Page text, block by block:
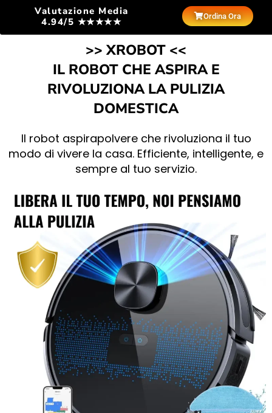
Valutazione Media
4.94/5 ★★★★★
Ordina Ora
>> XROBOT <<
IL ROBOT CHE ASPIRA E
RIVOLUZIONA LA PULIZIA
DOMESTICA
Il robot aspirapolvere che rivoluziona il tuo
modo di vivere la casa. Efficiente, intelligente, e
sempre al tuo servizio.